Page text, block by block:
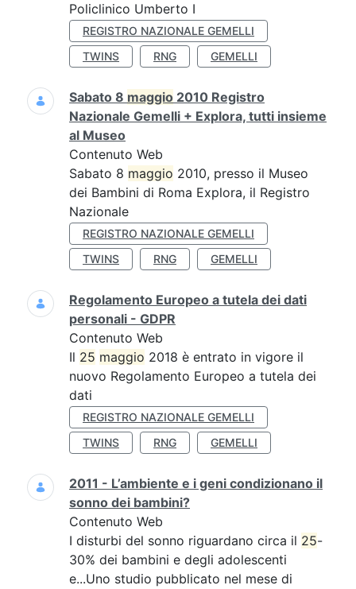
Policlinico Umberto I
REGISTRO NAZIONALE GEMELLI
TWINS
RNG GEMELLI
Sabato 8 maggio 2010 Registro
Nazionale Gemelli + Explora, tutti insieme
al Museo
Contenuto Web
Sabato 8 maggio 2010, presso il Museo
dei Bambini di Roma Explora, il Registro
Nazionale
REGISTRO NAZIONALE GEMELLI
TWINS
RNG GEMELLI
Regolamento Europeo a tutela dei dati
personali - GDPR
Contenuto Web
Il 25 maggio 2018 è entrato in vigore il
nuovo Regolamento Europeo a tutela dei
dati
REGISTRO NAZIONALE GEMELLI
TWINS
RNG GEMELLI
2011 - L’ambiente e i geni condizionano il
sonno dei bambini?
Contenuto Web
I disturbi del sonno riguardano circa il 25-
30% dei bambini e degli adolescenti
e...Uno studio pubblicato nel mese di